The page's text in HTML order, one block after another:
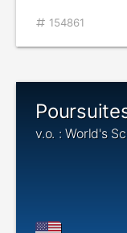
154861
v.o. : World's